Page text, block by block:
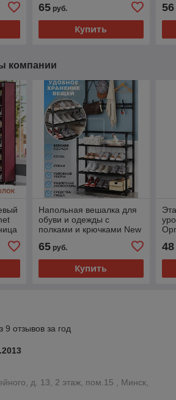
65руб.
Купить
56
компании
Напольная вешалка для
обуви и одежды с
полками и крючками New
Simple floor Clothes Rack
4 яруса 158х60х28 см.
65руб.
Купить
48
отзывов за год
д. 13, 2 этаж, пом.15 , Минск,